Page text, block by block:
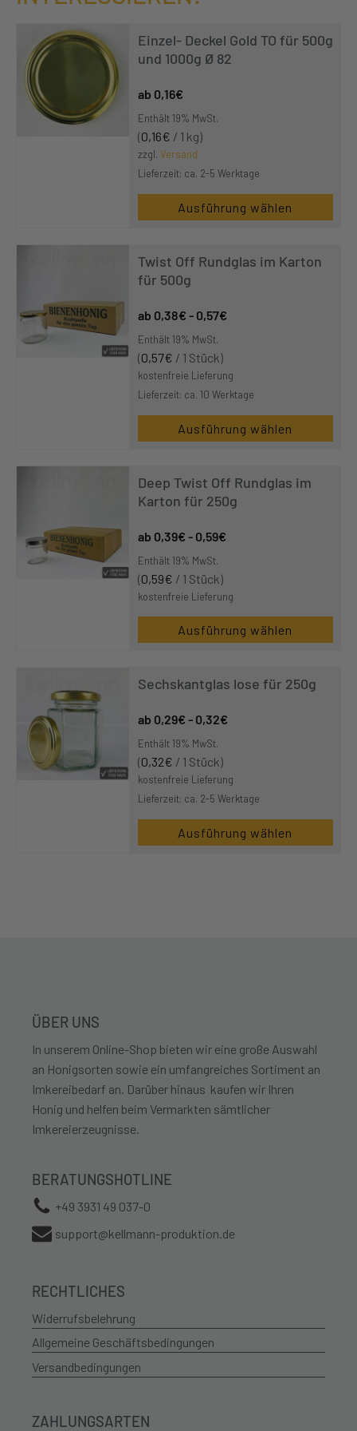
Einzel- Deckel Gold TO für 500g
und 1000g Ø 82
0,16€
Enthält 19% MwSt.
(0,16€ / 1 kg)
zzgl. Versand
Lieferzeit: ca. 2-5 Werktage
Ausführung wählen
Twist Off Rundglas im Karton
für 500g
0,38€ - 0,57€
Enthält 19% MwSt.
(0,57€ / 1 Stück)
kostenfreie Lieferung
Lieferzeit: ca. 10 Werktage
Ausführung wählen
weist
mehrere
Varianten
Optionen
gewählt
Deep Twist Off Rundglas im
Karton für 250g
0,39€ - 0,59€
Enthält 19% MwSt.
(0,59€ / 1 Stück)
kostenfreie Lieferung
Ausführung wählen
weist
mehrere
auf.
Die
Optionen
Sechskantglas lose für 250g
0,29€ - 0,32€
Enthält 19% MwSt.
(0,32€ / 1 Stück)
kostenfreie Lieferung
Lieferzeit: ca. 2-5 Werktage
Ausführung wählen
der
Produktseite
gewählt
werden
ÜBER UNS
In unserem Online-Shop bieten wir eine große Auswahl
an Honigsorten sowie ein umfangreiches Sortiment an
Imkereibedarf an. Darüber hinaus kaufen wir Ihren
Honig und helfen beim Vermarkten sämtlicher
Imkereierzeugnisse.
BERATUNGSHOTLINE
+49 3931 49 037-0
support@kellmann-produktion.de
RECHTLICHES
Widerrufsbelehrung
Allgemeine Geschäftsbedingungen
Versandbedingungen
ZAHLUNGSARTEN